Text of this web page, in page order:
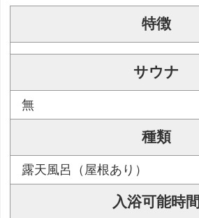
特徴
サウナ
無
種類
露天風呂（屋根あり）
入浴可能時間